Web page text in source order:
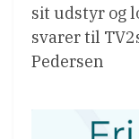
sit udstyr og
svarer til
Pedersen